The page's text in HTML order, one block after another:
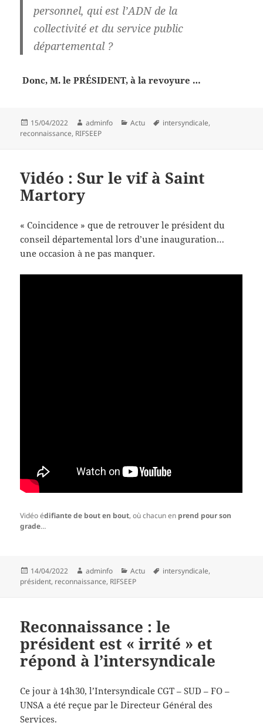
personnel, qui est l’ADN de la
collectivitéet du service public
départemental ?
Donc, M. le PRÉSIDENT, à la revo​yure …
Publié
le
15/04/2022 Auteur
adminfo Catégories
Actu
Mots-
intersyndicale,
reconnaissance, RIFSEEP
Vidéo : Sur le vif à Saint
Martory
« Coincidence » que de retrouver le président du
conseil départemental lors d’une inauguration…
une occasion à ne pas manquer.
Vidéo édifiante de bout en bout, où chacun en prend pour son
grade…
Publié
le
14/04/2022 Auteur
adminfo Catégories
Actu
Mots-
intersyndicale,
président, reconnaissance, RIFSEEP
Reconnaissance : le
président est « irrité » et
répond à l’intersyndicale
Ce jour à 14h30, l’Intersyndicale CGT – SUD – FO –
UNSA a été reçue par le Directeur Général des
Services.